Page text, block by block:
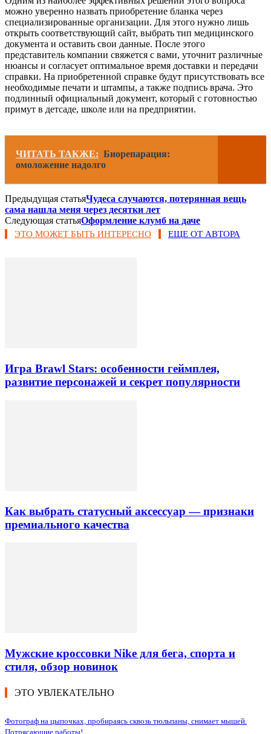
можно уверенно назвать приобретение бланка через
специализированные организации. Для этого нужно лишь
открыть соответствующий сайт, выбрать тип медицинского
документа и оставить свои данные. После этого
представитель компании свяжется с вами, уточнит различные
нюансы и согласует оптимальное время доставки и передачи
справки. На приобретенной справке будут присутствовать все
необходимые печати и штампы, а также подпись врача. Это
подлинный официальный документ, который с готовностью
примут в детсаде, школе или на предприятии.
ЧИТАТЬ ТАКЖЕ: Биорепарация:
омоложение надолго
Предыдущая статьяЧудеса случаются, потерянная вещь
сама нашла меня через десятки лет
Следующая статьяОформление клумб на даче
ЭТО МОЖЕТ БЫТЬ ИНТЕРЕСНО ЕЩЕ ОТ АВТОРА
Игра Brawl Stars: особенности геймплея,
развитие персонажей и секрет популярности
Как выбрать статусный аксессуар — признаки
премиального качества
Мужские кроссовки Nike для бега, спорта и
стиля, обзор новинок
ЭТО УВЛЕКАТЕЛЬНО
Фотограф на цыпочках, пробираясь сквозь тюльпаны, снимает мышей.
Потрясающие работы!